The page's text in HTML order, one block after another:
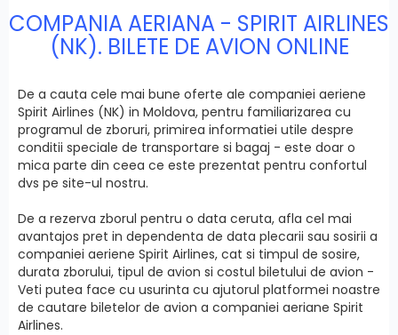
COMPANIA AERIANA - SPIRIT AIRLINES
(NK). BILETE DE AVION ONLINE
De a cauta cele mai bune oferte ale companiei aeriene
Spirit Airlines (NK) in Moldova, pentru familiarizarea cu
programul de zboruri, primirea informatiei utile despre
conditii speciale de transportare si bagaj - este doar o
mica parte din ceea ce este prezentat pentru confortul
dvs pe site-ul nostru.
De a rezerva zborul pentru o data ceruta, afla cel mai
avantajos pret in dependenta de data plecarii sau sosirii a
companiei aeriene Spirit Airlines, cat si timpul de sosire,
durata zborului, tipul de avion si costul biletului de avion -
Veti putea face cu usurinta cu ajutorul platformei noastre
de cautare biletelor de avion a companiei aeriane Spirit
Airlines.